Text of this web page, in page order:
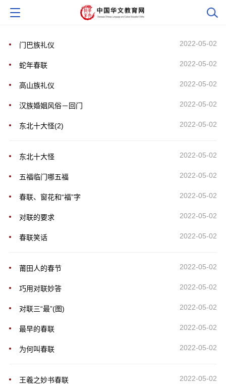
门巴族礼仪 2022-05-02
蛇年春联 2022-05-02
高山族礼仪 2022-05-02
汉族婚姻风俗－回门 2022-05-02
东北十大怪(2) 2022-05-02
东北十大怪 2022-05-02
五福临门哪五福 2022-05-02
春联、窗花和“福”字 2022-05-02
对联的要求 2022-05-02
春联笑话 2022-05-02
莆田人的春节 2022-05-02
巧用对联妙答 2022-05-02
对联三“最”(图) 2022-05-02
最早的春联 2022-05-02
为何叫春联 2022-05-02
王羲之妙书春联 2022-05-02